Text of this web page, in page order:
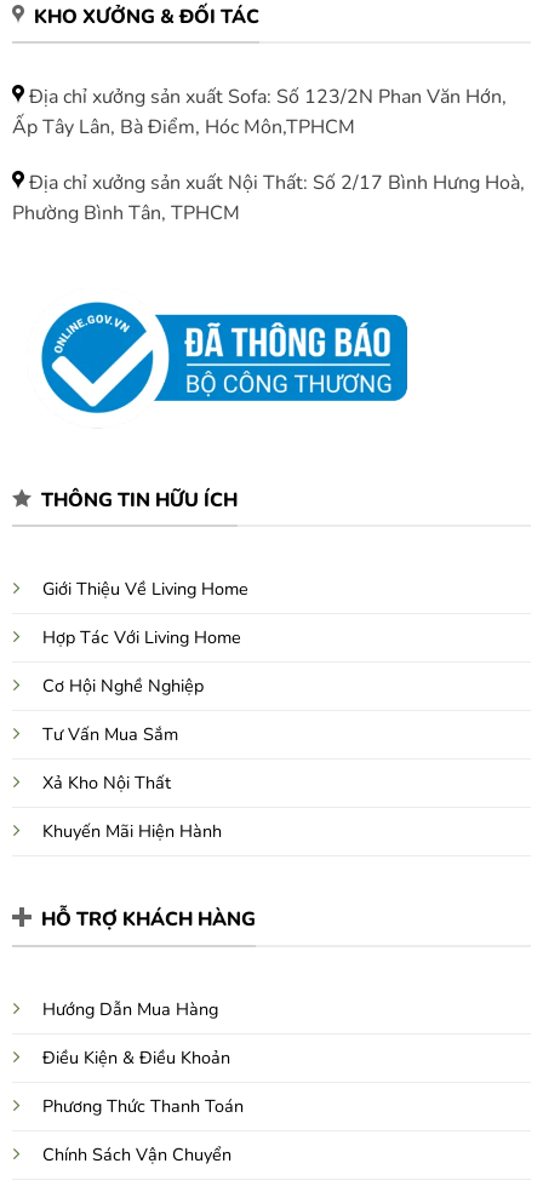
KHO XƯỞNG & ĐỐI TÁC
Địa chỉ xưởng sản xuất Sofa: Số 123/2N Phan Văn Hớn,
Ấp Tây Lân, Bà Điểm, Hóc Môn,TPHCM
Địa chỉ xưởng sản xuất Nội Thất: Số 2/17 Bình Hưng Hoà,
Phường Bình Tân, TPHCM
THÔNG TIN HỮU ÍCH
Giới Thiệu Về Living Home
Hợp Tác Với Living Home
Cơ Hội Nghề Nghiệp
Tư Vấn Mua Sắm
Xả Kho Nội Thất
Khuyến Mãi Hiện Hành
HỖ TRỢ KHÁCH HÀNG
Hướng Dẫn Mua Hàng
Điều Kiện & Điều Khoản
Phương Thức Thanh Toán
Chính Sách Vận Chuyển